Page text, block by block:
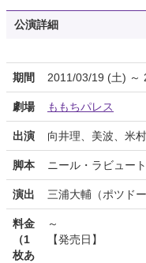
公演詳細
期間 2011/03/19 (土) ～
劇場 ももちパレス
出演 向井理、美波、米
脚本 ニール・ラビュート
演出 三浦大輔（ポツドー
料金
（1
枚あ
～
【発売日】